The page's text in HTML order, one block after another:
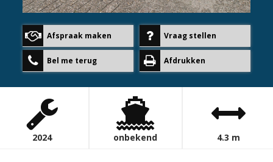
Afspraak maken Vraag stellen
Bel me terug Afdrukken
2024 onbekend 4.3 m